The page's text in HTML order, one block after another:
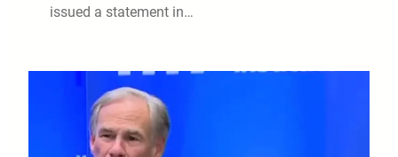
issued a statement in…